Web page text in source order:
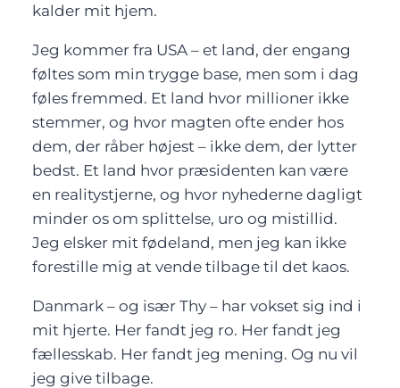
kalder mit hjem.
Jeg kommer fra USA – et land, der engang
føltes som min trygge base, men som i dag
føles fremmed. Et land hvor millioner ikke
stemmer, og hvor magten ofte ender hos
dem, der råber højest – ikke dem, der lytter
bedst. Et land hvor præsidenten kan være
en realitystjerne, og hvor nyhederne dagligt
minder os om splittelse, uro og mistillid.
Jeg elsker mit fødeland, men jeg kan ikke
forestille mig at vende tilbage til det kaos.
Danmark – og især Thy – har vokset sig ind i
mit hjerte. Her fandt jeg ro. Her fandt jeg
fællesskab. Her fandt jeg mening. Og nu vil
jeg give tilbage.